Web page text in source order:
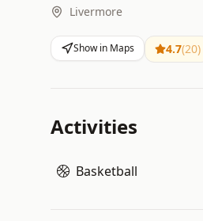
Livermore
Show in Maps 4.7(20)
Activities
Basketball